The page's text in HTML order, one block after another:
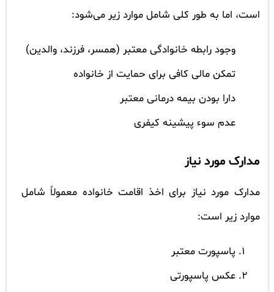
است، اما به طور کلی شامل موارد زیر می‌شود:
وجود رابطه خانوادگی معتبر (همسر، فرزند، والدین)
تمکن مالی کافی برای حمایت از خانواده
دارا بودن بیمه درمانی معتبر
عدم سوء پیشینه کیفری
مدارک مورد نیاز
مدارک مورد نیاز برای اخذ اقامت خانواده معمولاً شامل
موارد زیر است:
پاسپورت معتبر
عکس پاسپورتی